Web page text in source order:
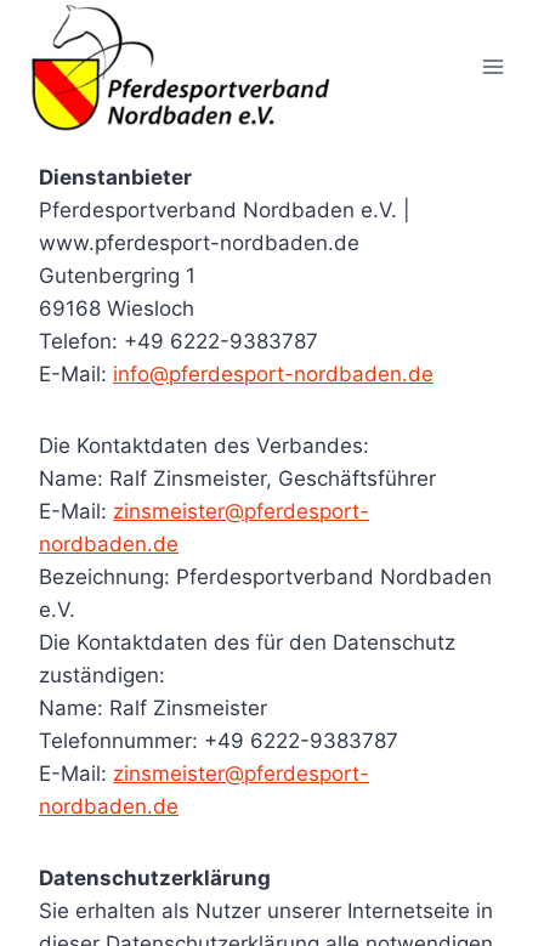
springen
Dienstanbieter
Pferdesportverband Nordbaden e.V. |
www.pferdesport-nordbaden.de
Gutenbergring 1
69168 Wiesloch
Telefon: +49 6222-9383787
E-Mail: info@pferdesport-nordbaden.de
Die Kontaktdaten des Verbandes:
Name: Ralf Zinsmeister, Geschäftsführer
E-Mail: zinsmeister@pferdesport-
nordbaden.de
Bezeichnung: Pferdesportverband Nordbaden
e.V.
Die Kontaktdaten des für den Datenschutz
zuständigen:
Name: Ralf Zinsmeister
Telefonnummer: +49 6222-9383787
E-Mail: zinsmeister@pferdesport-
nordbaden.de
Datenschutzerklärung
Sie erhalten als Nutzer unserer Internetseite in